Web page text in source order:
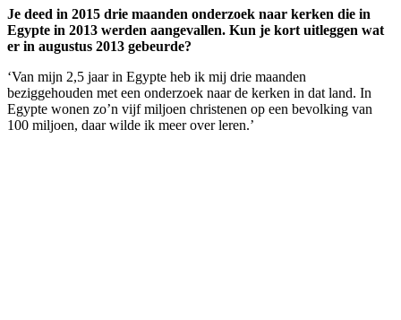
Je deed in 2015 drie maanden onderzoek naar kerken die in
Egypte in 2013 werden aangevallen. Kun je kort uitleggen wat
er in augustus 2013 gebeurde?
‘Van mijn 2,5 jaar in Egypte heb ik mij drie maanden
beziggehouden met een onderzoek naar de kerken in dat land. In
Egypte wonen zo’n vijf miljoen christenen op een bevolking van
100 miljoen, daar wilde ik meer over leren.’